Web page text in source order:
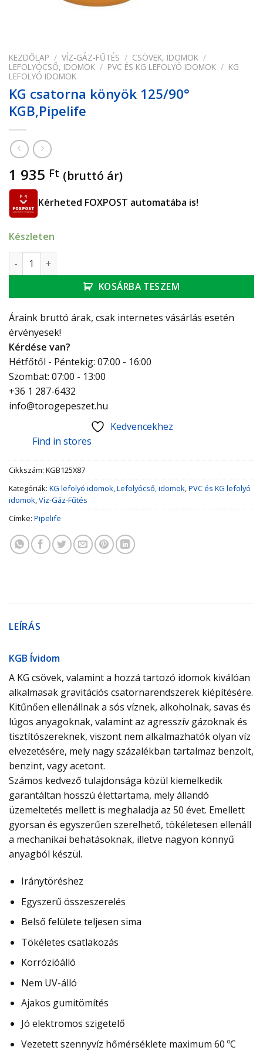
KEZDŐLAP / VÍZ-GÁZ-FŰTÉS / CSÖVEK, IDOMOK /
LEFOLYÓCSŐ, IDOMOK / PVC ÉS KG LEFOLYÓ IDOMOK / KG
LEFOLYÓ IDOMOK
KG csatorna könyök 125/90°
KGB,Pipelife
1 935 Ft (bruttó ár)
Kérheted FOXPOST automatába is!
Készleten
KG csatorna könyök 125/90° KGB,Pipelife mennyiség
KOSÁRBA TESZEM
Áraink bruttó árak, csak internetes vásárlás esetén
érvényesek!
Kérdése van?
Hétfőtől - Péntekig: 07:00 - 16:00
Szombat: 07:00 - 13:00
+36 1 287-6432
info@torogepeszet.hu
Kedvencekhez
Find in stores
Cikkszám: KGB125X87
Kategóriák: KG lefolyó idomok,Lefolyócső, idomok,PVC és KG lefolyó
idomok,Víz-Gáz-Fűtés
Címke: Pipelife
LEÍRÁS
KGB Ívidom
A KG csövek, valamint a hozzá tartozó idomok kiválóan
alkalmasak gravitációs csatornarendszerek kiépítésére.
Kitűnően ellenállnak a sós víznek, alkoholnak, savas és
lúgos anyagoknak, valamint az agresszív gázoknak és
tisztítószereknek, viszont nem alkalmazhatók olyan víz
elvezetésére, mely nagy százalékban tartalmaz benzolt,
benzint, vagy acetont.
Számos kedvező tulajdonsága közül kiemelkedik
garantáltan hosszú élettartama, mely állandó
üzemeltetés mellett is meghaladja az 50 évet. Emellett
gyorsan és egyszerűen szerelhető, tökéletesen ellenáll
a mechanikai behatásoknak, illetve nagyon könnyű
anyagból készül.
Iránytöréshez
Egyszerű összeszerelés
Belső felülete teljesen sima
Tökéletes csatlakozás
Korrózióálló
Nem UV-álló
Ajakos gumitömítés
Jó elektromos szigetelő
Vezetett szennyvíz hőmérséklete maximum 60 ºC